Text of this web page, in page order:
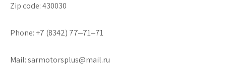
Zip code: 430030
Phone: +7 (8342) 77‒71‒71
Mail: sarmotorsplus@mail.ru